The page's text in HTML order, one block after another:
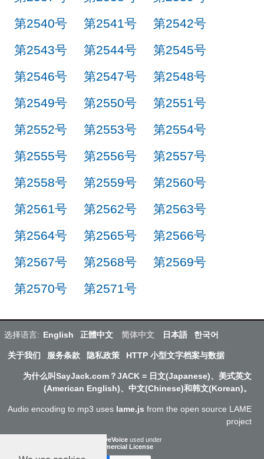
第2540号
第2541号
第2542号
第2543号
第2544号
第2545号
第2546号
第2547号
第2548号
第2549号
第2550号
第2551号
第2552号
第2553号
第2554号
第2555号
第2556号
第2557号
第2558号
第2559号
第2560号
第2561号
第2562号
第2563号
第2564号
第2565号
第2566号
第2567号
第2568号
第2569号
第2570号
第2571号
选择语言: English 正體中文 简体中文 日本語 한국어
关于我们 服务条款 隐私政策 HTTP 小型文字档案与数据
为什么叫SayJack.com？JACK = 日文(Japanese)、美式英文
(American English)、中文(Chinese)和韩文(Korean)。
Audio encoding to mp3 uses lame.js from the open source LAME
project
ResponsiveVoice used under
Non-Commercial License